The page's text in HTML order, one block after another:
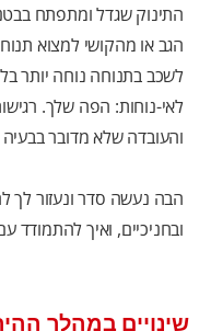
התינוק שגדל ומתפתח
הגב או מהקושי למצוא
לשכב בתנוחה נוחה יותר
לאי-נוחות: הפה שלך.
והעובדה שלא מדובר
הבה נעשה סדר ונעזור לך
ובחניכיים, ואיך
שינויים במהלך